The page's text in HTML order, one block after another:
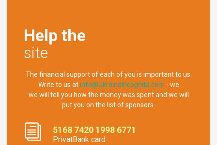
Help the
site
The financial support of each of you is important to us.
Write to us atinfo@UkrainaIncognita.com - we
we will tell you how the money was spent and we will
put you on the list of sponsors.
5168 7420 1998 6771
PrivatBank card